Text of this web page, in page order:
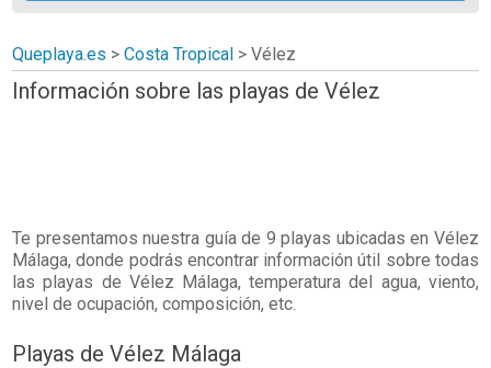
Queplaya.es >Costa Tropical > Vélez
Información sobre las playas de Vélez
Te presentamos nuestra guía de 9 playas ubicadas en Vélez
Málaga, donde podrás encontrar información útil sobre todas
las playas de Vélez Málaga, temperatura del agua, viento,
nivel de ocupación, composición, etc.
Playas de Vélez Málaga